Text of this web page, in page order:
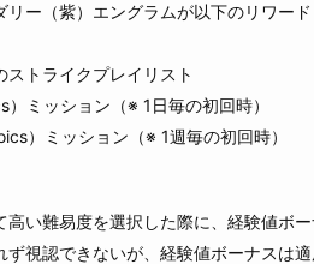
リー（紫）エングラムが以下のリワー
トライクプレイリスト
ミッション（※ 1日毎の初回時）
）ミッション（※ 1週毎の初回時）
高い難易度を選択した際に、経験値ボ
ず視認できないが、経験値ボーナスは